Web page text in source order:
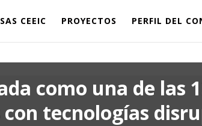
CEEIC PROYECTOS PERFIL DEL
como una de las
con tecnologías